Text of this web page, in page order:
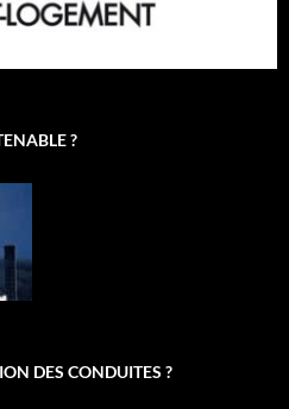
?
DES CONDUITES ?